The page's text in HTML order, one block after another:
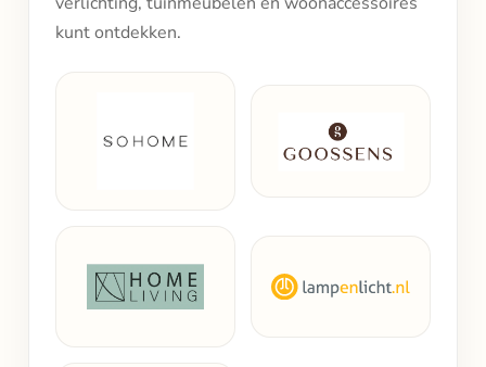
kunt ontdekken.